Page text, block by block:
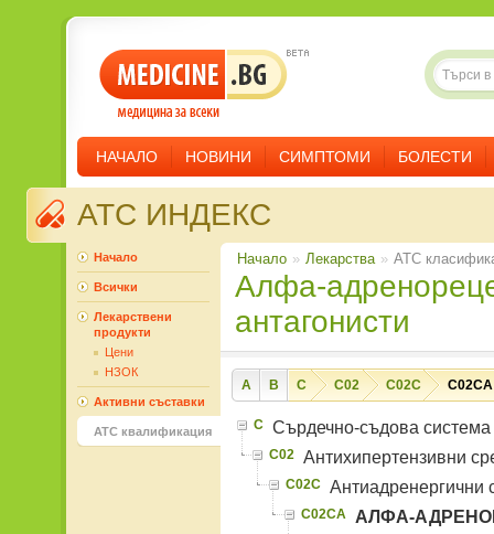
НАЧАЛО НОВИНИ СИМПТОМИ БОЛЕСТИ
ATC ИНДЕКС
Начало » Лекарства » ATC
Алфа-адренорецепторни
антагонисти
A B C C02 C02C C02CA
C Сърдечно-съдова система
C02 Антихипертензивни
C02C Антиадренергични
C02CA АЛФА-
Начало
Всички
Лекарствени
продукти
Цени
НЗОК
Активни съставки
ATC квалификация